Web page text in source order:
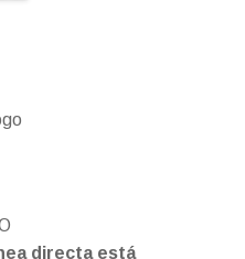
directa está